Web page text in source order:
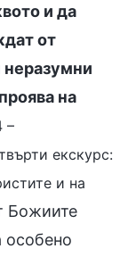
и да
от
на
–
екскурс:
и на
Божиите
особено